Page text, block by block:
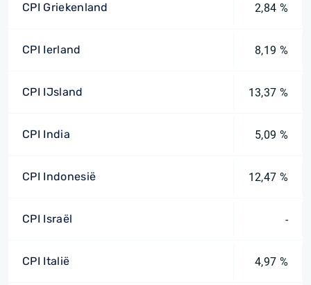
CPI Griekenland 2,84 %
CPI Ierland 8,19 %
CPI IJsland 13,37 %
CPI India 5,09 %
CPI Indonesië 12,47 %
CPI Israël -
CPI Italië 4,97 %